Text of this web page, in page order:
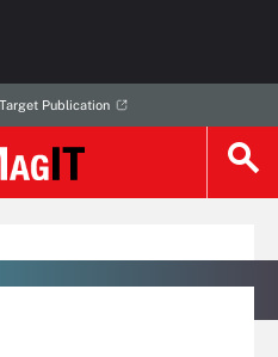
Publication